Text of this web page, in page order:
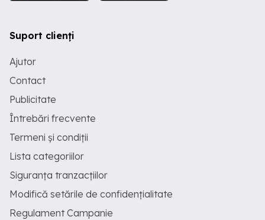
Suport clienți
Ajutor
Contact
Publicitate
Întrebări frecvente
Termeni și condiții
Lista categoriilor
Siguranța tranzacțiilor
Modifică setările de confidențialitate
Regulament Campanie